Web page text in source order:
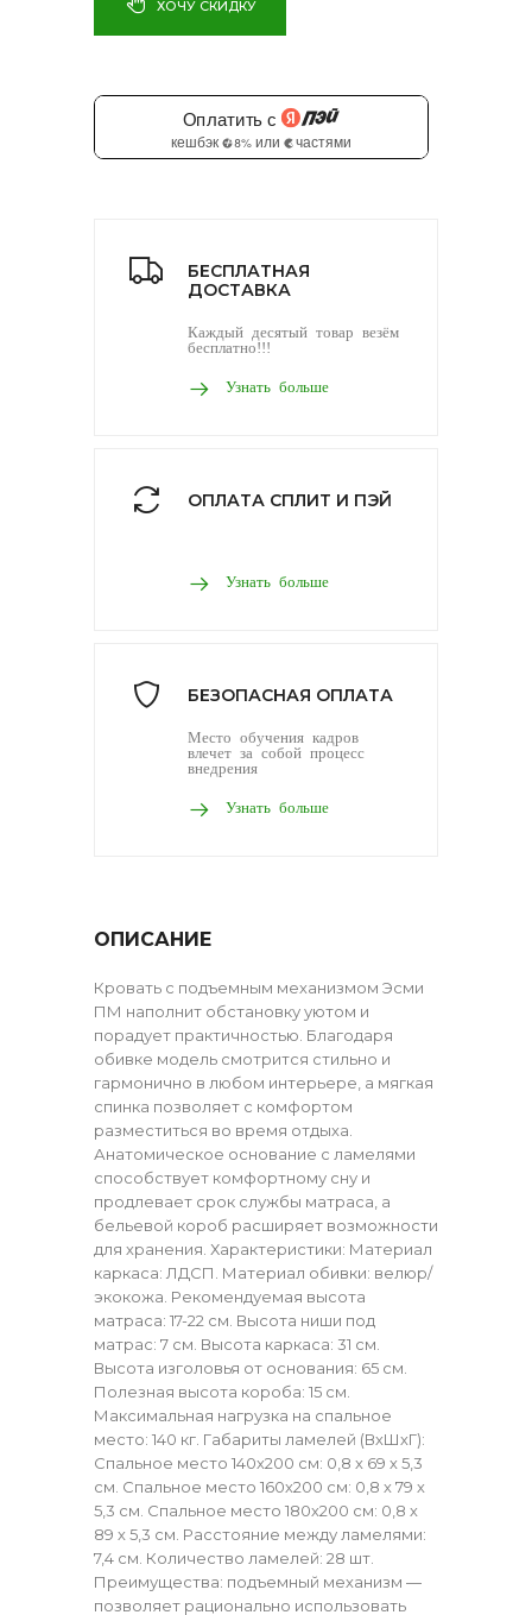
ХОЧУ СКИДКУ
БЕСПЛАТНАЯ
ДОСТАВКА
Каждый десятый товар везём
бесплатно!!!
Узнать больше
ОПЛАТА СПЛИТ И ПЭЙ
Узнать больше
БЕЗОПАСНАЯ ОПЛАТА
Место обучения кадров
влечет за собой процесс
внедрения
Узнать больше
ОПИСАНИЕ
Кровать с подъемным механизмом Эсми
ПМ наполнит обстановку уютом и
порадует практичностью. Благодаря
обивке модель смотрится стильно и
гармонично в любом интерьере, а мягкая
спинка позволяет с комфортом
разместиться во время отдыха.
Анатомическое основание с ламелями
способствует комфортному сну и
продлевает срок службы матраса, а
бельевой короб расширяет возможности
для хранения. Характеристики: Материал
каркаса: ЛДСП. Материал обивки: велюр/
экокожа. Рекомендуемая высота
матраса: 17-22 см. Высота ниши под
матрас: 7 см. Высота каркаса: 31 см.
Высота изголовья от основания: 65 см.
Полезная высота короба: 15 см.
Максимальная нагрузка на спальное
место: 140 кг. Габариты ламелей (ВхШхГ):
Спальное место 140х200 см: 0,8 х 69 х 5,3
см. Спальное место 160х200 см: 0,8 х 79 х
5,3 см. Спальное место 180х200 см: 0,8 х
89 х 5,3 см. Расстояние между ламелями:
7,4 см. Количество ламелей: 28 шт.
Преимущества: подъемный механизм —
позволяет рационально использовать